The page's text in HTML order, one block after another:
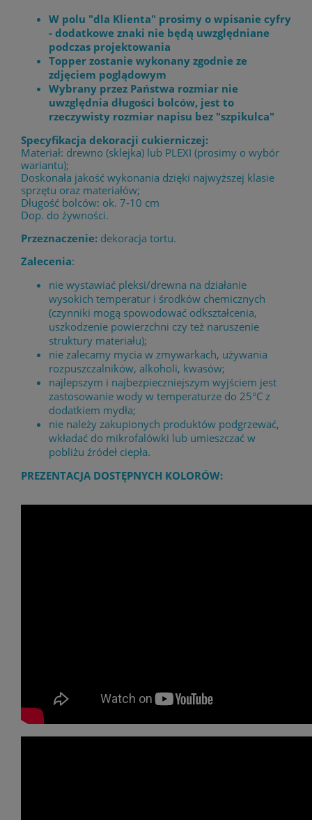
W polu "dla Klienta" prosimy o wpisanie cyfry
- dodatkowe znaki nie będą uwzględniane
podczas projektowania
Topper zostanie wykonany zgodnie ze
zdjęciem poglądowym
Wybrany przez Państwa rozmiar nie
uwzględnia długości bolców, jest to
rzeczywisty rozmiar napisu bez "szpikulca"
Specyfikacja dekoracji cukierniczej:
Materiał: drewno (sklejka) lub PLEXI (prosimy o wybór
wariantu);
Doskonała jakość wykonania dzięki najwyższej klasie
sprzętu oraz materiałów;
Długość bolców: ok. 7-10 cm
Dop. do żywności.
Przeznaczenie: dekoracja tortu.
Zalecenia:
nie wystawiać pleksi/drewna na działanie
wysokich temperatur i środków chemicznych
(czynniki mogą spowodować odkształcenia,
uszkodzenie powierzchni czy też naruszenie
struktury materiału);
nie zalecamy mycia w zmywarkach, używania
rozpuszczalników, alkoholi, kwasów;
najlepszym i najbezpieczniejszym wyjściem jest
zastosowanie wody w temperaturze do 25°C z
dodatkiem mydła;
nie należy zakupionych produktów podgrzewać,
wkładać do mikrofalówki lub umieszczać w
pobliżu źródeł ciepła.
PREZENTACJA DOSTĘPNYCH KOLORÓW: